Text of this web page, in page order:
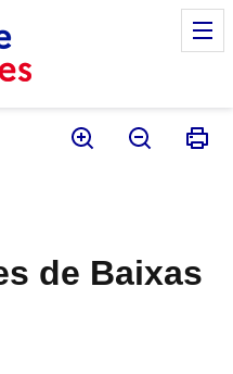
de Baixas